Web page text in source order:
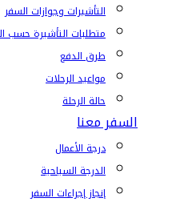
التأشيرات وجوازات السفر
متطلبات التأشيرة حسب
طرق الدفع
مواعيد الرحلات
حالة الرحلة
السفر معنا
درجة الأعمال
الدرجة السياحية
إنجاز إجراءات السفر